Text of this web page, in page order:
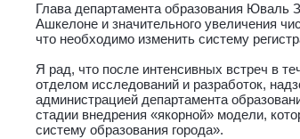
Глава департамента образования Юваль
Ашкелоне и значительного увеличения
что необходимо изменить систему
Я рад, что после интенсивных встреч в
отделом исследований и разработок,
администрацией департамента
стадии внедрения «якорной» модели,
систему образования города».